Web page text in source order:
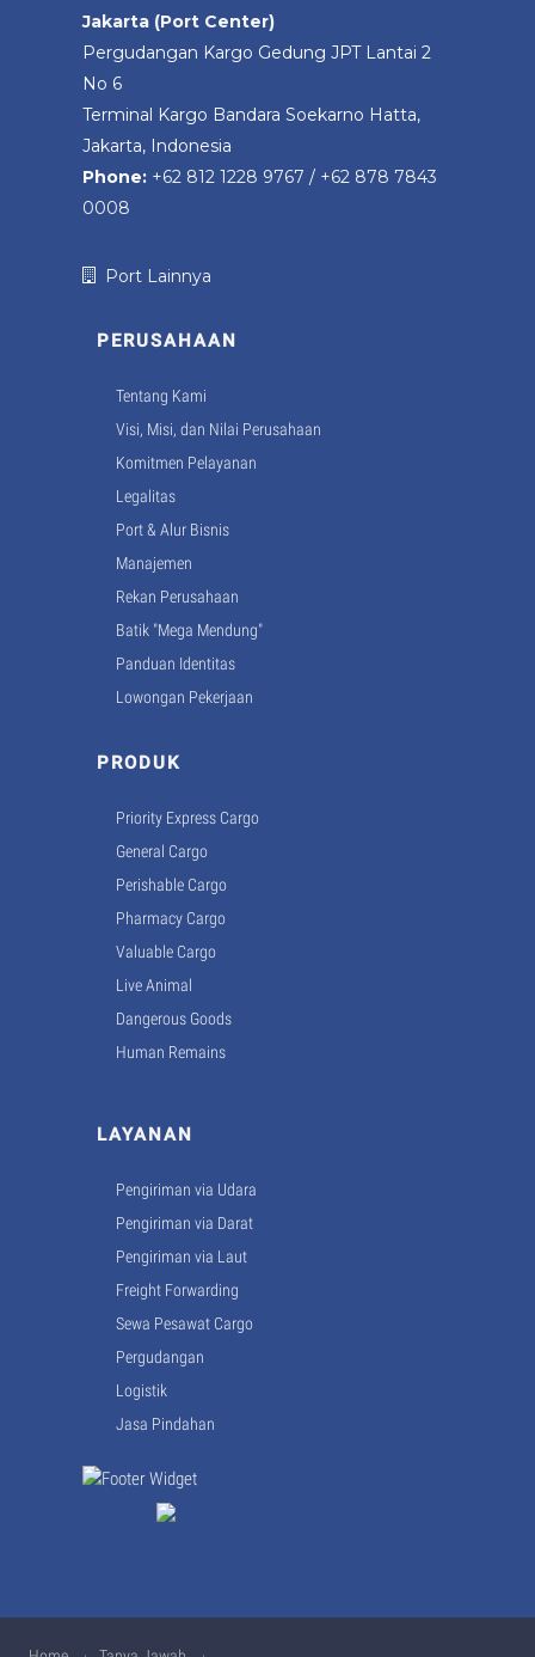
Jakarta (Port Center)
Pergudangan Kargo Gedung JPT Lantai 2
No 6
Terminal Kargo Bandara Soekarno Hatta,
Jakarta, Indonesia
Phone: +62 812 1228 9767 / +62 878 7843
0008
Port Lainnya
PERUSAHAAN
Tentang Kami
Visi, Misi, dan Nilai Perusahaan
Komitmen Pelayanan
Legalitas
Port & Alur Bisnis
Manajemen
Rekan Perusahaan
Batik "Mega Mendung"
Panduan Identitas
Lowongan Pekerjaan
PRODUK
Priority Express Cargo
General Cargo
Perishable Cargo
Pharmacy Cargo
Valuable Cargo
Live Animal
Dangerous Goods
Human Remains
LAYANAN
Pengiriman via Udara
Pengiriman via Darat
Pengiriman via Laut
Freight Forwarding
Sewa Pesawat Cargo
Pergudangan
Logistik
Jasa Pindahan